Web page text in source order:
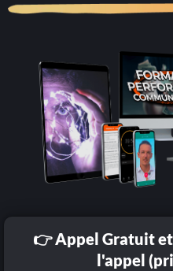
👉 Appel Gratuit
l'appel